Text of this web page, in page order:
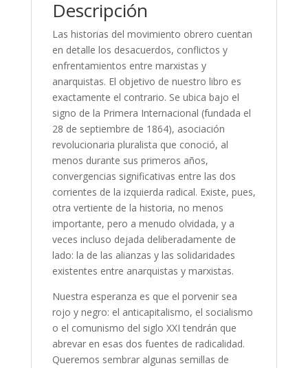
Descripción
Las historias del movimiento obrero cuentan
en detalle los desacuerdos, conflictos y
enfrentamientos entre marxistas y
anarquistas. El objetivo de nuestro libro es
exactamente el contrario. Se ubica bajo el
signo de la Primera Internacional (fundada el
28 de septiembre de 1864), asociación
revolucionaria pluralista que conoció, al
menos durante sus primeros años,
convergencias significativas entre las dos
corrientes de la izquierda radical. Existe, pues,
otra vertiente de la historia, no menos
importante, pero a menudo olvidada, y a
veces incluso dejada deliberadamente de
lado: la de las alianzas y las solidaridades
existentes entre anarquistas y marxistas.
Nuestra esperanza es que el porvenir sea
rojo y negro: el anticapitalismo, el socialismo
o el comunismo del siglo XXI tendrán que
abrevar en esas dos fuentes de radicalidad.
Queremos sembrar algunas semillas de